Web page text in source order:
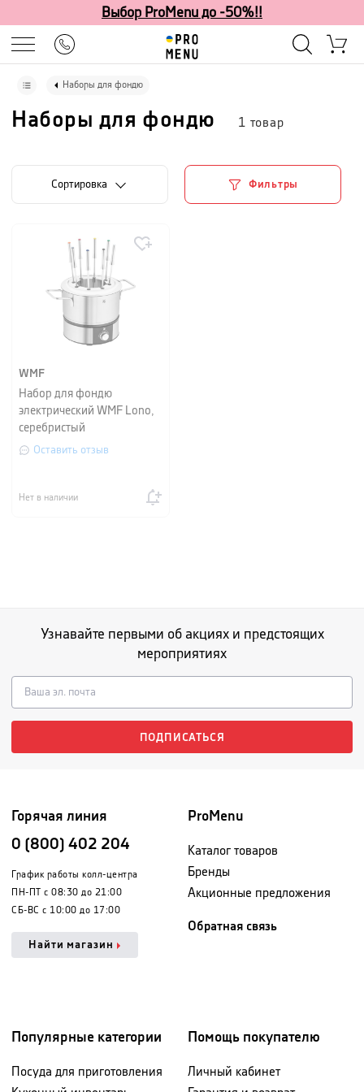
Выбор ProMenu до -50%!!
Наборы для фондю
Наборы для фондю 1 товар
Cортировка Фильтры
WMF
Набор для фондю
электрический WMF Lono,
серебристый
Оставить отзыв
Нет в наличии
Узнавайте первыми об акциях и предстоящих
мероприятиях
ПОДПИСАТЬСЯ
Горячая линия
0 (800) 402 204
График работы колл-центра
ПН-ПТ с 08:30 до 21:00
СБ-ВС с 10:00 до 17:00
Найти магазин
ProMenu
Каталог товаров
Бренды
Акционные предложения
Обратная связь
Популярные категории
Посуда для приготовления
Помощь покупателю
Личный кабинет